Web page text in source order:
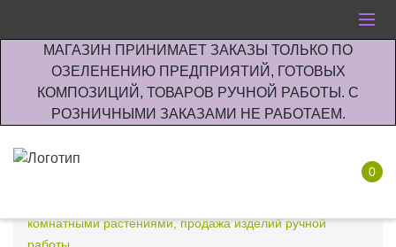
МАГАЗИН ПРИНИМАЕТ ЗАКАЗЫ ТОЛЬКО ПО
ОЗЕЛЕНЕНИЮ ПРЕДПРИЯТИЙ, ГОТОВЫХ
КОМПОЗИЦИЙ, ТОВАРОВ РУЧНОЙ РАБОТЫ. С
РОЗНИЧНЫМИ ЗАКАЗАМИ НЕ РАБОТАЕМ.
0
комнатными растениями, продажа изделий ручной